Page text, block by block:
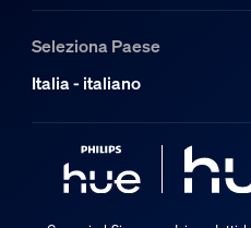
Seleziona Paese
Italia - italiano